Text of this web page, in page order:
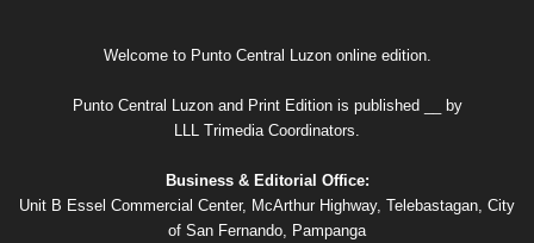
Welcome to Punto Central Luzon online edition.
Punto Central Luzon and Print Edition is published __ by
LLL Trimedia Coordinators.
Business & Editorial Office:
Unit B Essel Commercial Center, McArthur Highway, Telebastagan, City
of San Fernando, Pampanga